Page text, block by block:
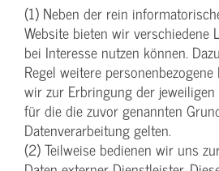
(1) Neben der rein
Website bieten wir verschiedene
bei Interesse nutzen können.
Regel weitere
wir zur Erbringung der
für die die zuvor genannten
Datenverarbeitung gelten.
(2) Teilweise bedienen wir uns